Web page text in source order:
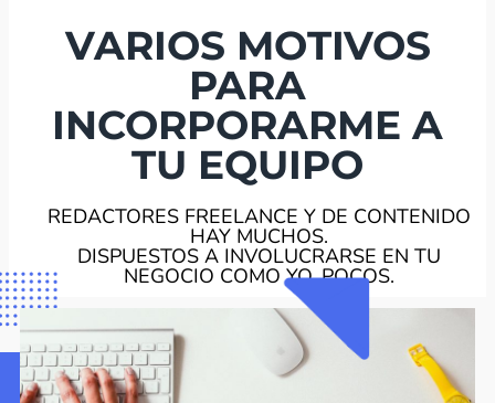
VARIOS MOTIVOS
PARA
INCORPORARME A
TU EQUIPO
REDACTORES FREELANCE Y DE CONTENIDO
HAY MUCHOS.
DISPUESTOS A INVOLUCRARSE EN TU
NEGOCIO COMO YO, POCOS.